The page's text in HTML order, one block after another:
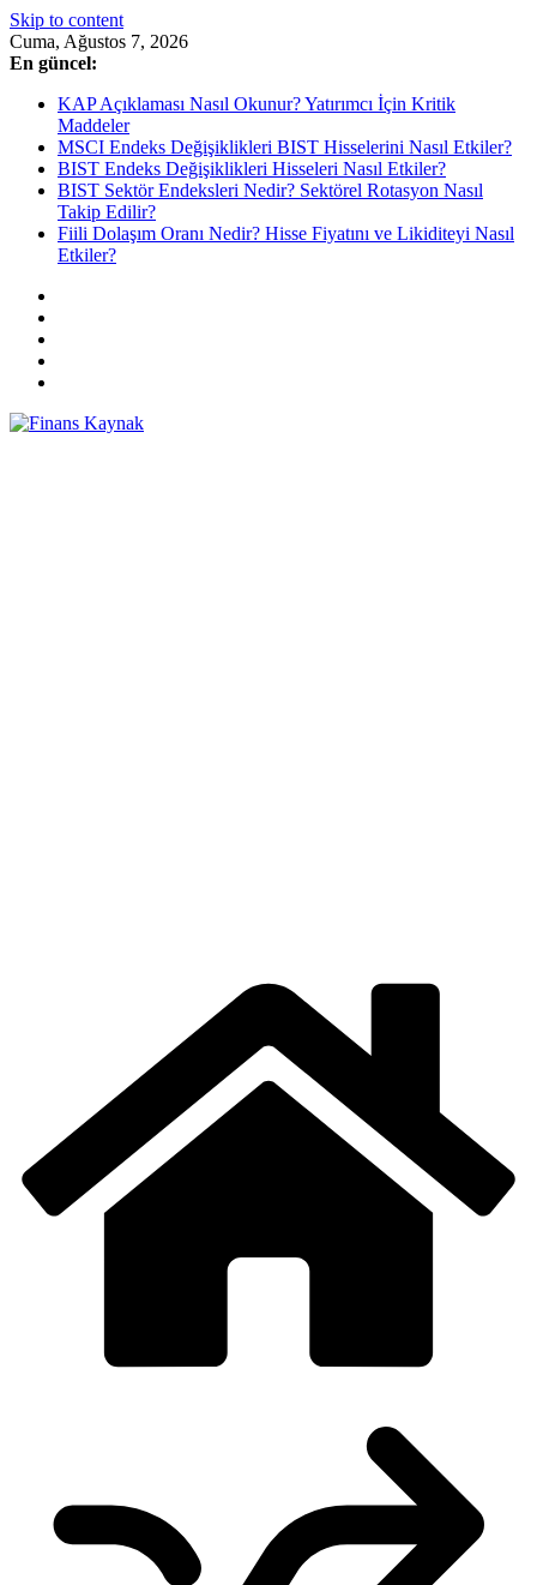
Skip to content
Cuma, Ağustos 7, 2026
En güncel:
KAP Açıklaması Nasıl Okunur? Yatırımcı İçin Kritik
Maddeler
MSCI Endeks Değişiklikleri BIST Hisselerini Nasıl Etkiler?
BIST Endeks Değişiklikleri Hisseleri Nasıl Etkiler?
BIST Sektör Endeksleri Nedir? Sektörel Rotasyon Nasıl
Takip Edilir?
Fiili Dolaşım Oranı Nedir? Hisse Fiyatını ve Likiditeyi Nasıl
Etkiler?